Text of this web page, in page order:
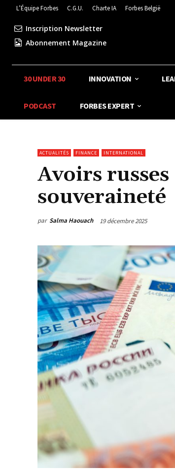
L’Équipe Forbes C.G.U. Charte IA Forbes België
Inscription Newsletter
Abonnement Magazine
30 UNDER 30 INNOVATION
PODCAST FORBES EXPERT
ACTUALITÉS FINANCE INTERNATIONAL
Avoirs
souveraineté
par Salma Haouach 19 décembre 2025